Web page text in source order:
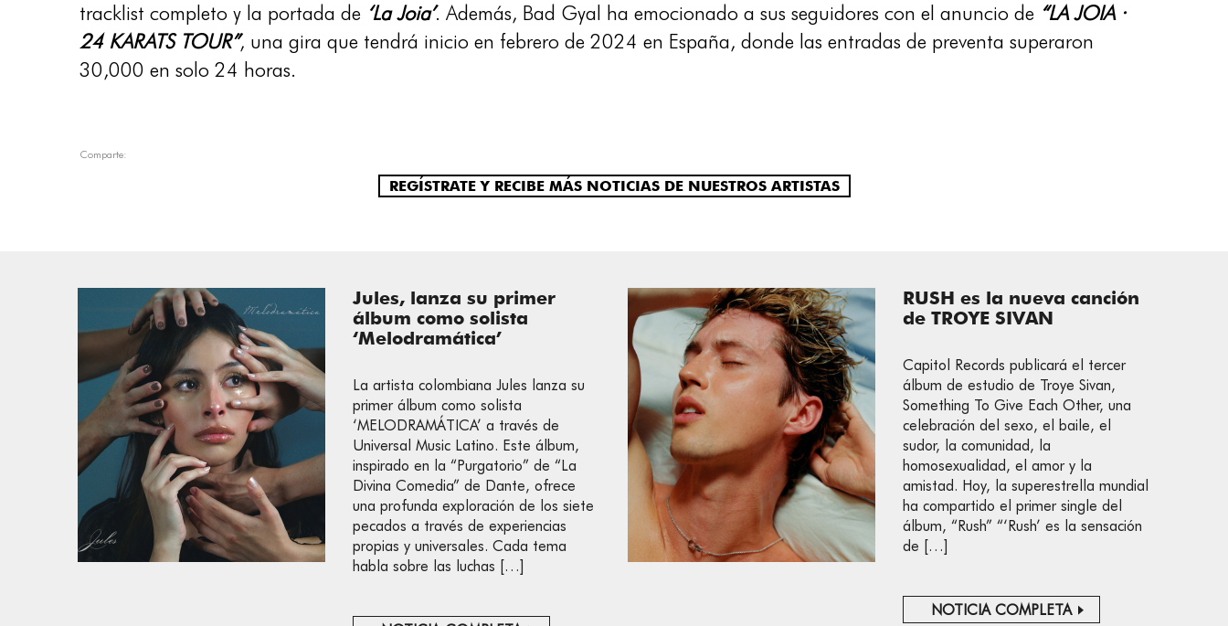
tracklist completo y la portada de ‘La Joia’. Además, Bad Gyal ha emocionado a sus seguidores con el anuncio de “LA JOIA ·
24 KARATS TOUR”, una gira que tendrá inicio en febrero de 2024 en España, donde las entradas de preventa superaron
30,000 en solo 24 horas.
Comparte:
REGÍSTRATE Y RECIBE MÁS NOTICIAS DE NUESTROS ARTISTAS
Jules, lanza su primer
álbum como solista
‘Melodramática’
La artista colombiana Jules lanza su
primer álbum como solista
‘MELODRAMÁTICA’ a través de
Universal Music Latino. Este álbum,
inspirado en la “Purgatorio” de “La
Divina Comedia” de Dante, ofrece
una profunda exploración de los siete
pecados a través de experiencias
propias y universales. Cada tema
habla sobre las luchas […]
RUSH es la nueva canción
de TROYE SIVAN
Capitol Records publicará el tercer
álbum de estudio de Troye Sivan,
Something To Give Each Other, una
celebración del sexo, el baile, el
sudor, la comunidad, la
homosexualidad, el amor y la
amistad. Hoy, la superestrella mundial
ha compartido el primer single del
álbum, “Rush” “‘Rush’ es la sensación
de […]
NOTICIA COMPLETA